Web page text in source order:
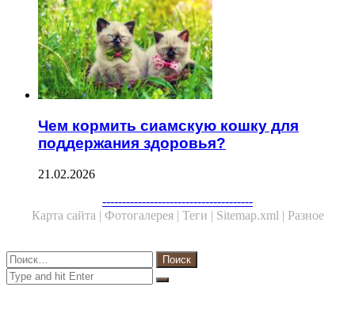
Чем кормить сиамскую кошку для
поддержания здоровья?
21.02.2026
--------------------------------------
Карта сайта | Фотогалерея | Теги | Sitemap.xml | Разное
Close
Найти:
Close
Search